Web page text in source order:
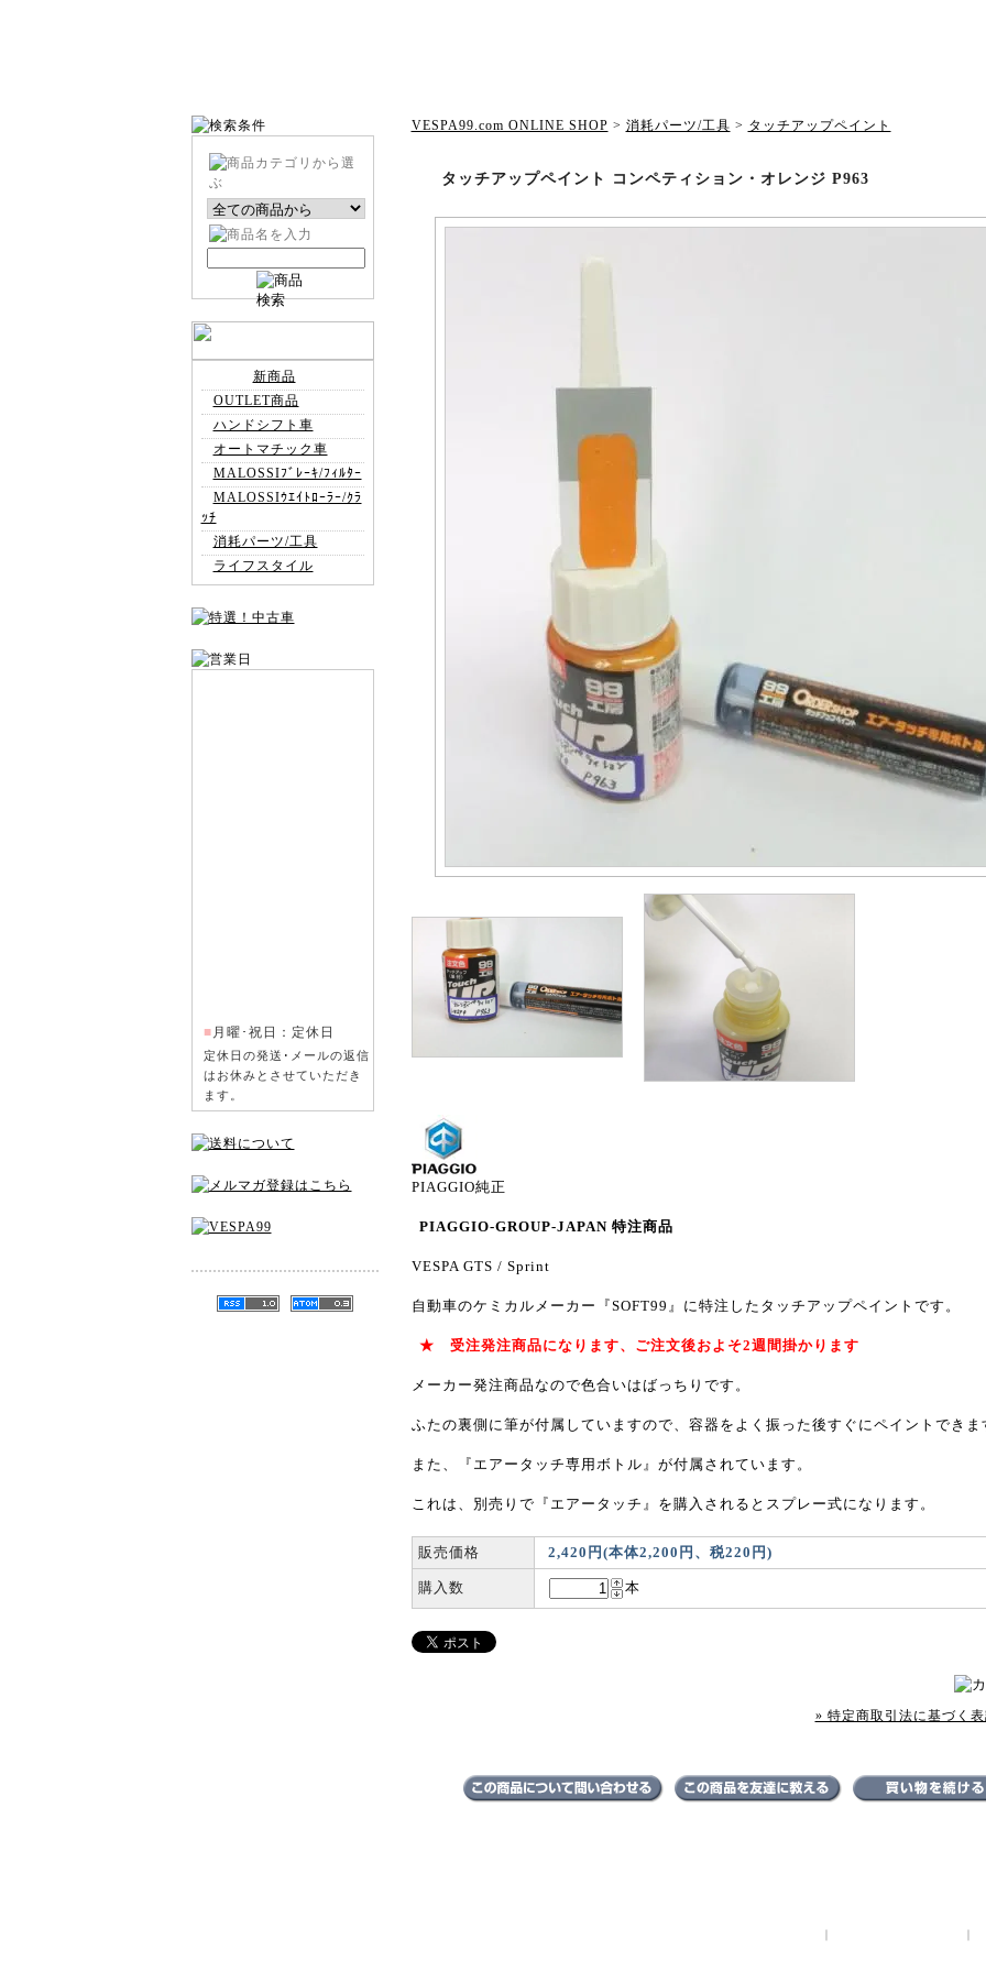
新商品
OUTLET商品
ハンドシフト車
オートマチック車
MALOSSIﾌﾞﾚｰｷ/ﾌｨﾙﾀｰ
MALOSSIｳｴｲﾄﾛｰﾗｰ/ｸﾗ
ｯﾁ
消耗パーツ/工具
ライフスタイル
■ 月曜･祝日：定休日
定休日の発送･メールの返信
はお休みとさせていただき
ます。
VESPA99.com ONLINE SHOP > 消耗パーツ/工具 > タッチアップペイント
タッチアップペイント コンペティション・オレンジ P963
PIAGGIO純正
PIAGGIO-GROUP-JAPAN 特注商品
VESPA GTS / Sprint
自動車のケミカルメーカー『SOFT99』に特注したタッチアップペイントです。
★ 受注発注商品になります、ご注文後およそ2週間掛かります
メーカー発注商品なので色合いはばっちりです。
ふたの裏側に筆が付属していますので、容器をよく振った後すぐにペイントできま
また、『エアータッチ専用ボトル』が付属されています。
これは、別売りで『エアータッチ』を購入されるとスプレー式になります。
販売価格 2,420円(本体2,200円、税220円)
購入数 本
» 特定商取引法に基づく